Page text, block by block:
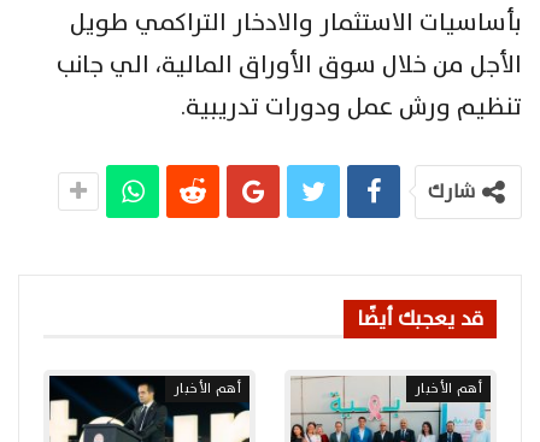
بأساسيات الاستثمار والادخار التراكمي طويل
الأجل من خلال سوق الأوراق المالية، الي جانب
تنظيم ورش عمل ودورات تدريبية.
شارك
قد يعجبك أيضًا
أهم الأخبار أهم الأخبار